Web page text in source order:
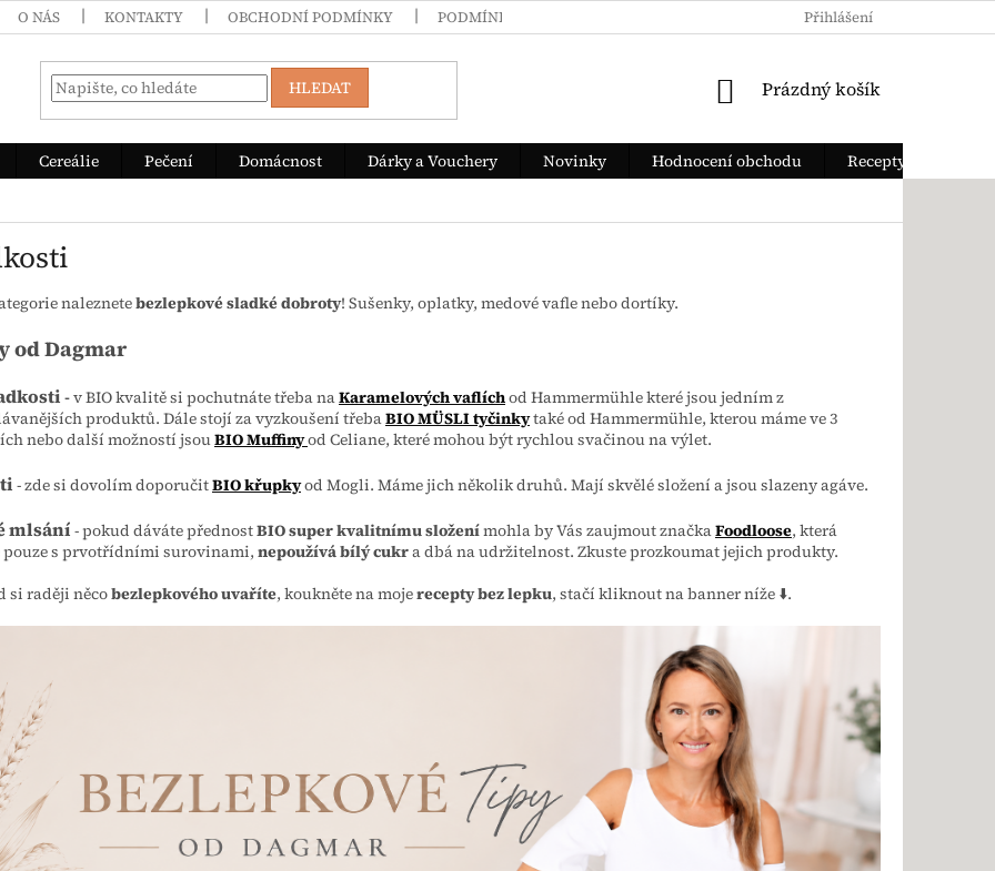
O NÁS KONTAKTY OBCHODNÍ PODMÍNKY PODMÍNKY OCHRANY OSOBNÍCH ÚDAJŮ JAK ZAPLATIT
Přihlášení
HLEDAT NÁKUPNÍ KOŠÍK
Prázdný košík
Cereálie Pečení Domácnost Dárky a Vouchery Novinky Hodnocení obchodu
Recepty
naleznetebezlepkové sladké dobroty! Sušenky, oplatky, medové vafle nebo dortíky.
od Dagmar
-v BIO kvalitě si pochutnáte třeba naKaramelových vaflíchod Hammermühle které jsou jedním z
produktů. Dále stojí za vyzkoušení třebaBIOMÜSLI tyčinkytaké od Hammermühle, kterou máme ve 3
nebo další možností jsouBIO Muffinyod Celiane, které mohou být rychlou svačinou na výlet.
- zde si dovolím doporučitBIO křupkyod Mogli. Máme jich několik druhů. Mají skvělé složení a jsou slazeny agáve.
mlsání- pokud dáváte přednostBIO super kvalitnímu složenímohla by Vás zaujmout značkaFoodloose, která
pouze s prvotřídními surovinami, nepoužívá bílý cukra dbá na udržitelnost. Zkuste prozkoumat jejich produkty.
si raději něcobezlepkového uvaříte, koukněte na mojerecepty bez lepku, stačí kliknout na banner níže ⬇️.